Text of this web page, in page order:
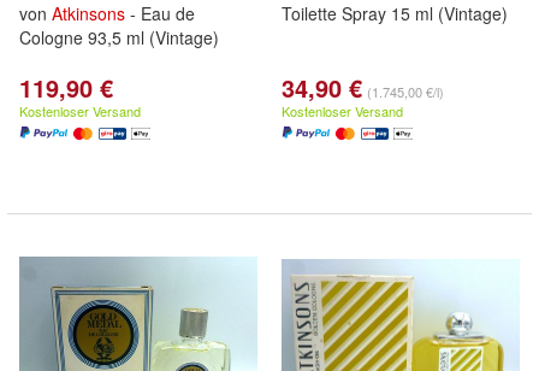
von Atkinsons - Eau de
Cologne 93,5 ml (Vintage)
119,90 €
Kostenloser Versand
Toilette Spray 15 ml (Vintage)
34,90 € (1.745,00 €/l)
Kostenloser Versand